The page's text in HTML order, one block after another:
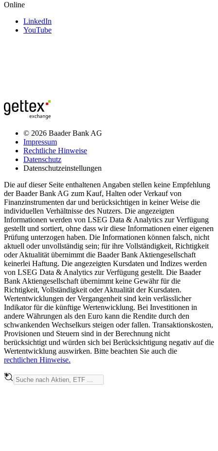
Online
LinkedIn
YouTube
© 2026 Baader Bank AG
Impressum
Rechtliche Hinweise
Datenschutz
Datenschutzeinstellungen
Die auf dieser Seite enthaltenen Angaben stellen keine Empfehlung
der Baader Bank AG zum Kauf, Halten oder Verkauf von
Finanzinstrumenten dar und berücksichtigen in keiner Weise die
individuellen Verhältnisse des Nutzers. Die angezeigten
Informationen werden von LSEG Data & Analytics zur Verfügung
gestellt und sortiert, ohne dass wir diese Informationen einer eigenen
Prüfung unterzogen haben. Die Informationen können falsch, nicht
aktuell oder unvollständig sein; für ihre Vollständigkeit, Richtigkeit
oder Aktualität übernimmt die Baader Bank Aktiengesellschaft
keinerlei Haftung. Die angezeigten Kursdaten und Indizes werden
von LSEG Data & Analytics zur Verfügung gestellt. Die Baader
Bank Aktiengesellschaft übernimmt keine Gewähr für die
Richtigkeit, Vollständigkeit oder Aktualität der Kursdaten.
Wertentwicklungen der Vergangenheit sind kein verlässlicher
Indikator für die künftige Wertenwicklung. Bei Investitionen in
andere Währungen als den Euro kann die Rendite durch den
schwankenden Wechselkurs steigen oder fallen. Transaktionskosten,
Provisionen und Steuern sind in der Berechnung nicht
berücksichtigt und würden sich bei Berücksichtigung negativ auf die
Wertentwicklung auswirken. Bitte beachten Sie auch die
rechtlichen Hinweise.